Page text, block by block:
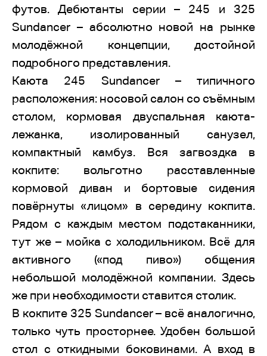
футов. Дебютанты серии – 245 и 325
Sundancer – абсолютно новой на рынке
молодёжной концепции, достойной
подробного представления.
Каюта 245 Sundancer – типичного
расположения: носовой салон со съёмным
столом, кормовая двуспальная каюта-
лежанка, изолированный санузел,
компактный камбуз. Вся загвоздка в
кокпите: вольготно расставленные
кормовой диван и бортовые сидения
повёрнуты «лицом» в середину кокпита.
Рядом с каждым местом подстаканники,
тут же – мойка с холодильником. Всё для
активного («под пиво») общения
небольшой молодёжной компании. Здесь
же при необходимости ставится столик.
В кокпите 325 Sundancer – всё аналогично,
только чуть просторнее. Удобен большой
стол с откидными боковинами. А вход в